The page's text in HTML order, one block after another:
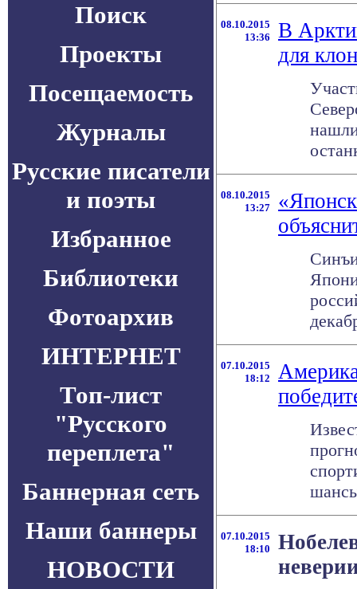
Поиск
Проекты
Посещаемость
Журналы
Русские писатели
и поэты
Избранное
Библиотеки
Фотоархив
ИНТЕРНЕТ
Топ-лист
"Русского
переплета"
Баннерная сеть
Наши баннеры
НОВОСТИ
08.10.2015
13:36
В
для
08.10.2015
13:27
07.10.2015
18:12
07.10.2015
18:10